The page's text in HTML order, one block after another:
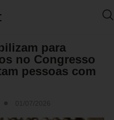
para
no Congresso
pessoas com